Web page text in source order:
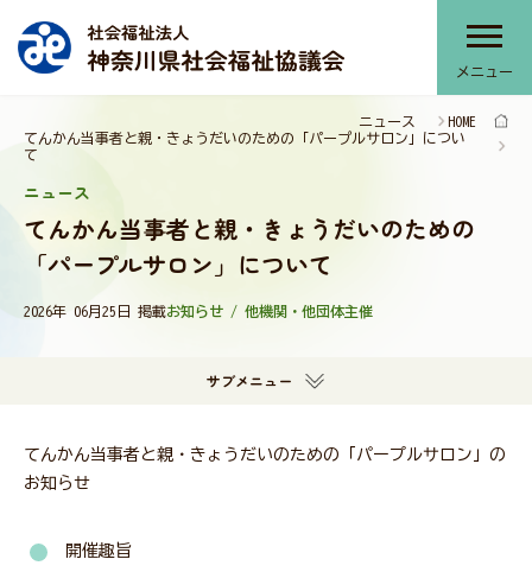
メニュー
HOME
ニュース
てんかん当事者と親・きょうだいのための「パープルサロン」につい
て
ニュース
てんかん当事者と親・きょうだいのための
「パープルサロン」について
2026年 06月25日 掲載お知らせ / 他機関・他団体主催
サブメニュー
てんかん当事者と親・きょうだいのための「パープルサロン」の
お知らせ
開催趣旨
神奈川県社協について
神奈川県社協のサービス